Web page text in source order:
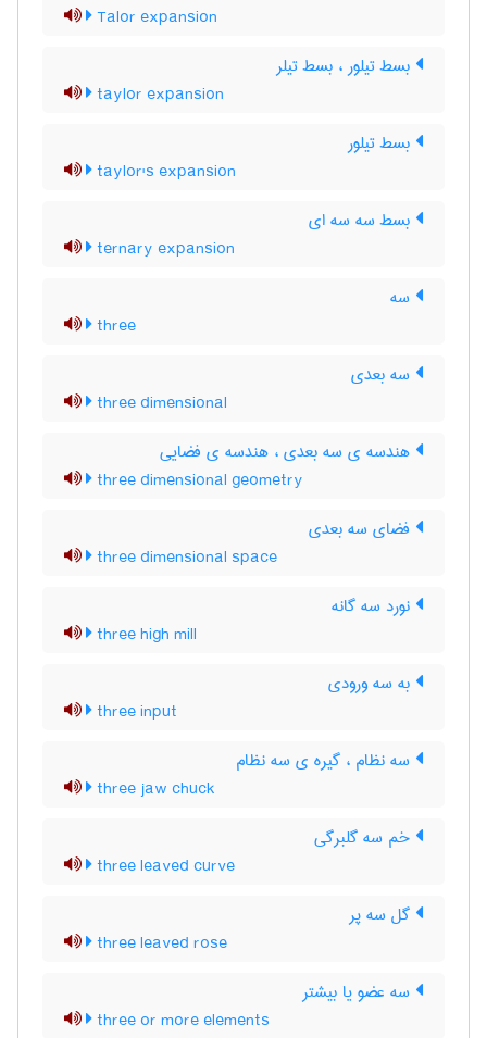
Talor expansion
بسط تیلور ، بسط تیلر
taylor expansion
بسط تیلور
taylor's expansion
بسط سه سه ای
ternary expansion
سه
three
سه بعدی
three dimensional
هندسه ی سه بعدی ، هندسه ی فضایی
three dimensional geometry
فضای سه بعدی
three dimensional space
نورد سه گانه
three high mill
به سه ورودی
three input
سه نظام ، گیره ی سه نظام
three jaw chuck
خم سه گلبرگی
three leaved curve
گل سه پر
three leaved rose
سه عضو یا بیشتر
three or more elements